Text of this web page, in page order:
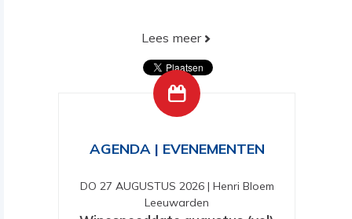
AANBOD!
Lees meer
AGENDA | EVENEMENTEN
DO 27 AUGUSTUS 2026| Henri Bloem
Leeuwarden